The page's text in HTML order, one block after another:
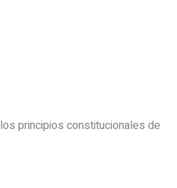
principios constitucionales de